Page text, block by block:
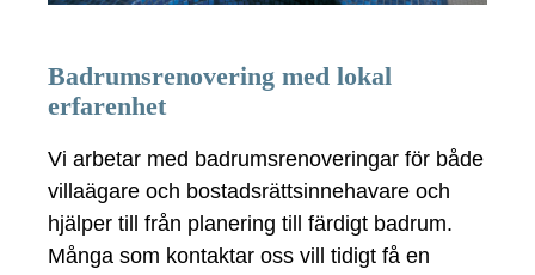
Badrumsrenovering med lokal
erfarenhet
Vi arbetar med badrumsrenoveringar för både
villaägare och bostadsrättsinnehavare och
hjälper till från planering till färdigt badrum.
Många som kontaktar oss vill tidigt få en